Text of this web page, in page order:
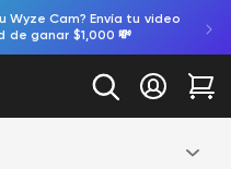
Cam? Envía tu video
ganar $1,000 💸
Iniciar